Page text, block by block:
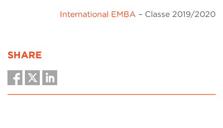
International EMBA – Classe 2019/2020
SHARE